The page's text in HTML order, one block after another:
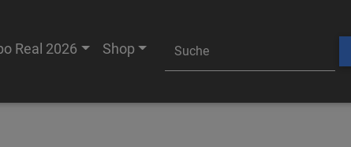
Real 2026 Shop